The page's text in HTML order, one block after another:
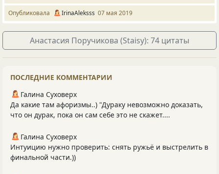
Опубликовала IrinaAleksss 07 мая 2019
Анастасия Поручикова (Staisy): 74 цитаты
ПОСЛЕДНИЕ КОММЕНТАРИИ
Галина Суховерх
Да какие там афоризмы..) "Дураку невозможно доказать,
что он дурак, пока он сам себе это не скажет....
Галина Суховерх
Интуицию нужно проверить: снять ружьё и выстрелить в
финальной части.))